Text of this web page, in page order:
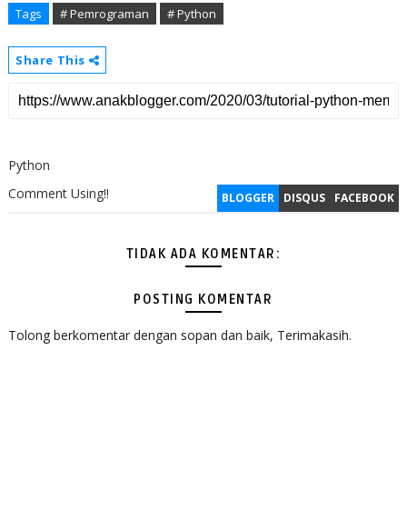
Tags # Pemrograman # Python
Share This
Python
BLOGGER DISQUS FACEBOOK
Comment Using!!
TIDAK ADA KOMENTAR:
POSTING KOMENTAR
Tolong berkomentar dengan sopan dan baik, Terimakasih.